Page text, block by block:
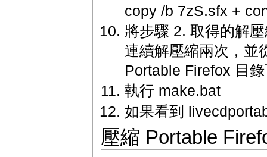
copy /b 7zS.sfx +
將步驟 2. 取得的解
連續解壓縮兩次，並
Portable Firefox 目
執行 make.bat
如果看到
壓縮 Portable